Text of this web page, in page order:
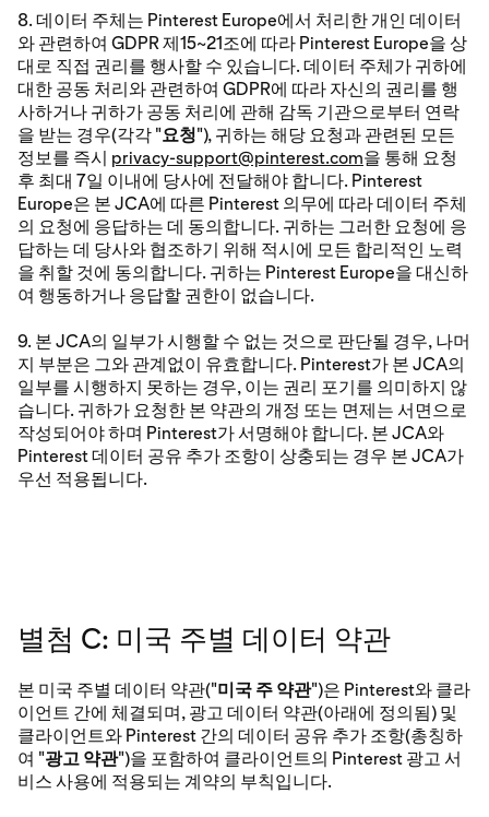
8. 데이터 주체는 Pinterest Europe에서 처리한 개인 데이터
와 관련하여 GDPR 제15~21조에 따라 Pinterest Europe을 상
대로 직접 권리를 행사할 수 있습니다. 데이터 주체가 귀하에
대한 공동 처리와 관련하여 GDPR에 따라 자신의 권리를 행
사하거나 귀하가 공동 처리에 관해 감독 기관으로부터 연락
을 받는 경우(각각 "요청"), 귀하는 해당 요청과 관련된 모든
정보를 즉시 privacy-support@pinterest.com을 통해 요청
후 최대 7일 이내에 당사에 전달해야 합니다. Pinterest
Europe은 본 JCA에 따른 Pinterest 의무에 따라 데이터 주체
의 요청에 응답하는 데 동의합니다. 귀하는 그러한 요청에 응
답하는 데 당사와 협조하기 위해 적시에 모든 합리적인 노력
을 취할 것에 동의합니다. 귀하는 Pinterest Europe을 대신하
여 행동하거나 응답할 권한이 없습니다.
9. 본 JCA의 일부가 시행할 수 없는 것으로 판단될 경우, 나머
지 부분은 그와 관계없이 유효합니다. Pinterest가 본 JCA의
일부를 시행하지 못하는 경우, 이는 권리 포기를 의미하지 않
습니다. 귀하가 요청한 본 약관의 개정 또는 면제는 서면으로
작성되어야 하며 Pinterest가 서명해야 합니다. 본 JCA와
Pinterest 데이터 공유 추가 조항이 상충되는 경우 본 JCA가
우선 적용됩니다.
별첨 C: 미국 주별 데이터 약관
본 미국 주별 데이터 약관("미국 주 약관")은 Pinterest와 클라
이언트 간에 체결되며, 광고 데이터 약관(아래에 정의됨) 및
클라이언트와 Pinterest 간의 데이터 공유 추가 조항(총칭하
여 "광고 약관")을 포함하여 클라이언트의 Pinterest 광고 서
비스 사용에 적용되는 계약의 부칙입니다.